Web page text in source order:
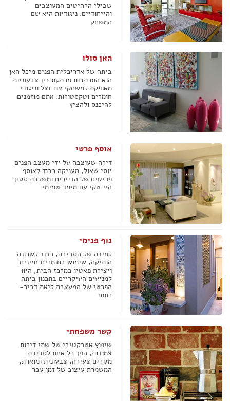
שבילי הרהיטים המעוצבים
והייחודיים. ניגודיות היא שם
המשחק
האן סולו
ביתה של אדריכלית הפנים מיכל האן
הוא התכתבות מרתקת בין צבעוניות
מאופקת למשחקי אור וצל וניגודי
חומרים וטקסטורות. אתם מוזמנים
להיכנס ולהציץ
אוסף פרטי
דירה שעוצבה על ידי מעצב הפנים
יוסי שאול, מעניקה כבוד לאוסף
פריטים של הדיירים ומשלבת סגנון
היי טקי עם מימד שמימי
נוף פנימי
למידה של הסביבה, כבוד לשכונה
הותיקה, שימוש בחומרים זמינים
ויצירת פאטיו במרכז הבית, היוו
למניעים העיקריים בתכנון ביתה
הפרטי של המעצבת ליאת דביר-
רותם
קשר משפחתי
שיפוץ אטרקטיבי של שתי דירות
צמודות, הפך כל אחת לסביבת
מגורים צעירה, צבעונית ומוארת,
המשמרת עיצוב של זמן עבר